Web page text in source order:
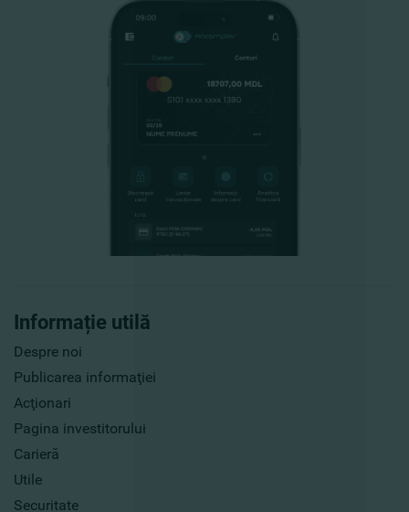
Informație utilă
Despre noi
Publicarea informaţiei
Acţionari
Pagina investitorului
Carieră
Utile
Securitate